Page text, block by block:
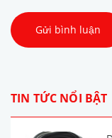
Gửi bình luận
TIN TỨC NỔI BẬT